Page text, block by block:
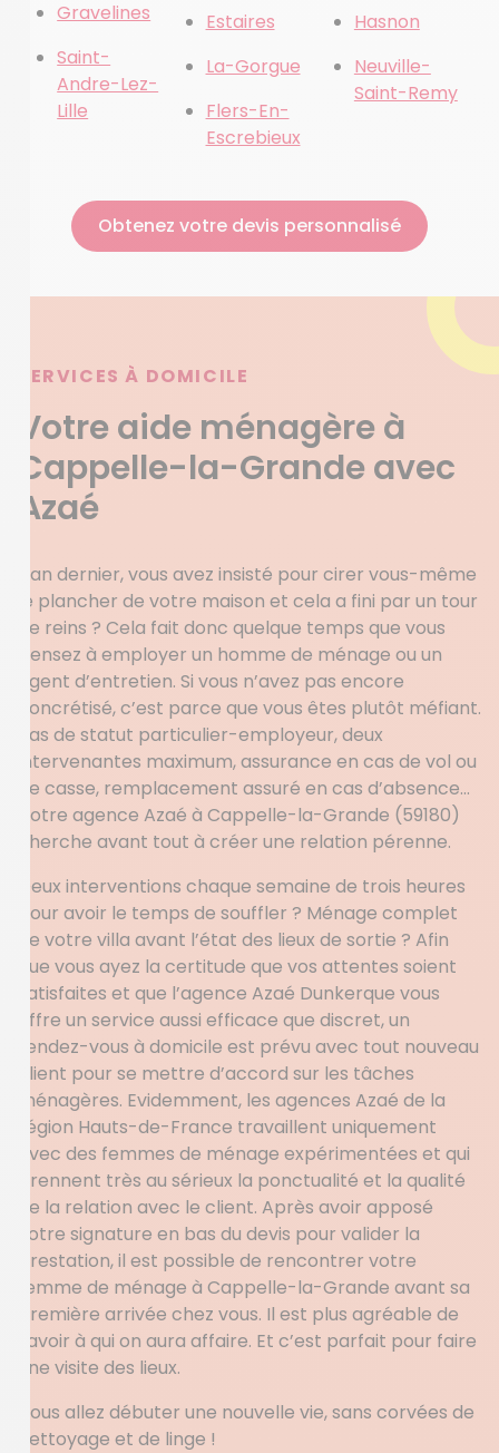
Gravelines
Saint-
Andre-Lez-
Lille
Estaires
La-Gorgue
Flers-En-
Escrebieux
Hasnon
Neuville-
Saint-Remy
Obtenez votre devis personnalisé
SERVICES À DOMICILE
Votre aide ménagère à
Cappelle-la-Grande avec
Azaé
L’an dernier, vous avez insisté pour cirer vous-même
le plancher de votre maison et cela a fini par un tour
de reins ? Cela fait donc quelque temps que vous
pensez à employer un homme de ménage ou un
agent d’entretien. Si vous n’avez pas encore
concrétisé, c’est parce que vous êtes plutôt méfiant.
Pas de statut particulier-employeur, deux
intervenantes maximum, assurance en cas de vol ou
de casse, remplacement assuré en cas d’absence…
Votre agence Azaé à Cappelle-la-Grande (59180)
cherche avant tout à créer une relation pérenne.
Deux interventions chaque semaine de trois heures
pour avoir le temps de souffler ? Ménage complet
de votre villa avant l’état des lieux de sortie ? Afin
que vous ayez la certitude que vos attentes soient
satisfaites et que l’agence Azaé Dunkerque vous
offre un service aussi efficace que discret, un
rendez-vous à domicile est prévu avec tout nouveau
client pour se mettre d’accord sur les tâches
ménagères. Evidemment, les agences Azaé de la
région Hauts-de-France travaillent uniquement
avec des femmes de ménage expérimentées et qui
prennent très au sérieux la ponctualité et la qualité
de la relation avec le client. Après avoir apposé
votre signature en bas du devis pour valider la
prestation, il est possible de rencontrer votre
femme de ménage à Cappelle-la-Grande avant sa
première arrivée chez vous. Il est plus agréable de
savoir à qui on aura affaire. Et c’est parfait pour faire
une visite des lieux.
Vous allez débuter une nouvelle vie, sans corvées de
nettoyage et de linge !